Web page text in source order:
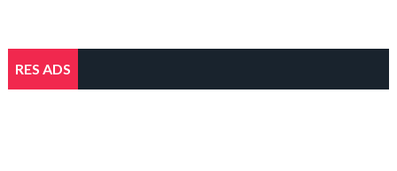
RES ADS